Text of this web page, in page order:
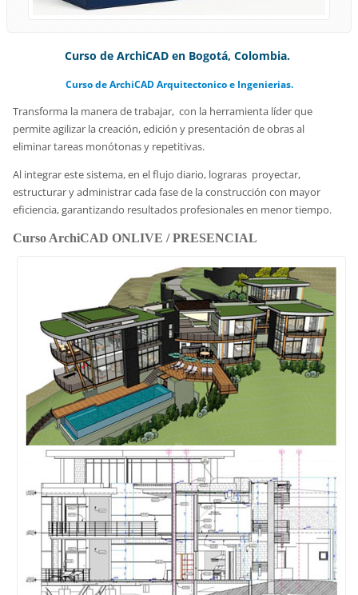
Curso de ArchiCAD en Bogotá, Colombia.
Curso de ArchiCAD Arquitectonico e Ingenierias.
Transforma la manera de trabajar, con la herramienta líder que
permite agilizar la creación, edición y presentación de obras al
eliminar tareas monótonas y repetitivas.
Al integrar este sistema, en el flujo diario, lograras proyectar,
estructurar y administrar cada fase de la construcción con mayor
eficiencia, garantizando resultados profesionales en menor tiempo.
Curso ArchiCAD ONLIVE / PRESENCIAL